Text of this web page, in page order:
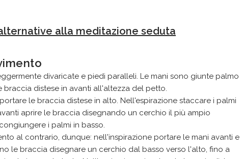
alla meditazione seduta
divaricate e piedi paralleli. Le mani sono giunte palmo
braccia distese in avanti all'altezza del petto.
le braccia distese in alto. Nell'espirazione staccare i palmi
aprire le braccia disegnando un cerchio il più ampio
i palmi in basso.
al contrario, dunque: nell'inspirazione portare le mani avanti e
le braccia disegnare un cerchio dal basso verso l'alto, fino a